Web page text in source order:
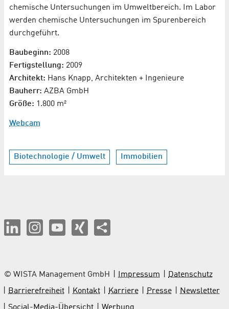
chemische Untersuchungen im Umweltbereich. Im Labor
werden chemische Untersuchungen im Spurenbereich
durchgeführt.
Baubeginn: 2008
Fertigstellung: 2009
Architekt: Hans Knapp, Architekten + Ingenieure
Bauherr: AZBA GmbH
Größe: 1.800 m²
Webcam
Biotechnologie / Umwelt Immobilien
© WISTA Management GmbH Impressum
Datenschutz
Barrierefreiheit
Kontakt Karriere Presse
Newsletter